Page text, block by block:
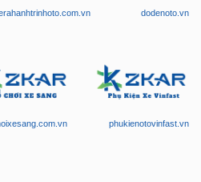
dodenoto.vn
phukienotovinfast.vn